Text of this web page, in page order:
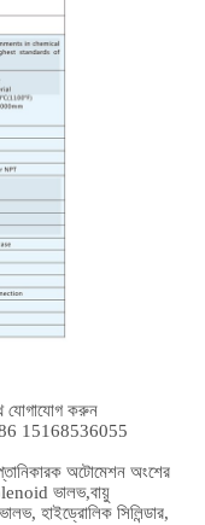
যোগাযোগ করুন
15168536055
অটোমেশন অংশের
ভালভ,বায়ু
হাইড্রোলিক সিলিন্ডার,